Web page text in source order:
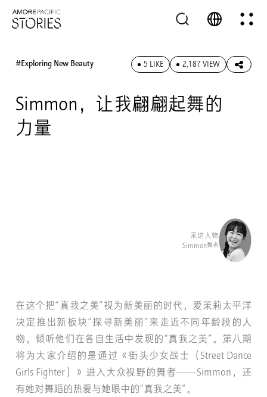
#Exploring New Beauty 5 LIKE 2,187 VIEW
Simmon，让我翩翩起舞的
力量
采访人物
Simmon舞者
在这个把“真我之美”视为新美丽的时代，爱茉莉太平洋
决定推出新板块“探寻新美丽”来走近不同年龄段的人
物，倾听他们在各自生活中发现的“真我之美”。第八期
将为大家介绍的是通过《街头少女战士（Street Dance
Girls Fighter）》进入大众视野的舞者——Simmon，还
有她对舞蹈的热爱与她眼中的“真我之美”。